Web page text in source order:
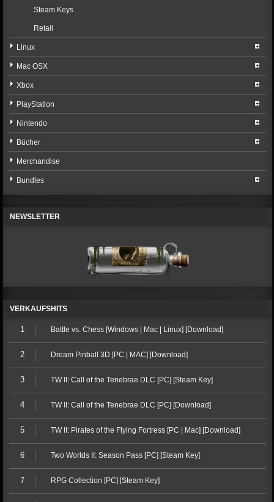
Steam Keys
Retail
Linux
Mac OSX
Xbox
PlayStation
Nintendo
Bücher
Merchandise
Bundles
NEWSLETTER
VERKAUFSHITS
1 Battle vs. Chess [Windows | Mac | Linux] [Download]
2 Dream Pinball 3D [PC | MAC] [Download]
3 TW II: Call of the Tenebrae DLC [PC] [Steam Key]
4 TW II: Call of the Tenebrae DLC [PC] [Download]
5 TW II: Pirates of the Flying Fortress [PC | Mac] [Download]
6 Two Worlds II: Season Pass [PC] [Steam Key]
7 RPG Collection [PC] [Steam Key]